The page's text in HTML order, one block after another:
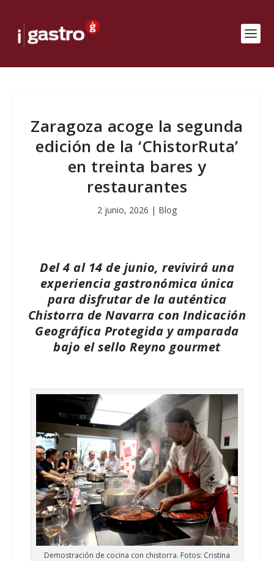
Zaragoza acoge la segunda
edición de la ‘ChistorRuta’
en treinta bares y
restaurantes
2 junio, 2026 | Blog
Del 4 al 14 de junio, revivirá una
experiencia gastronómica única
para disfrutar de la auténtica
Chistorra de Navarra con Indicación
Geográfica Protegida y amparada
bajo el sello Reyno gourmet
Demostración de cocina con chistorra. Fotos: Cristina